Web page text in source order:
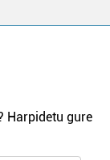
Harpidetu gure